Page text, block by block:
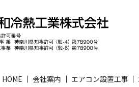
HOME 会社案内 エアコン設置工事